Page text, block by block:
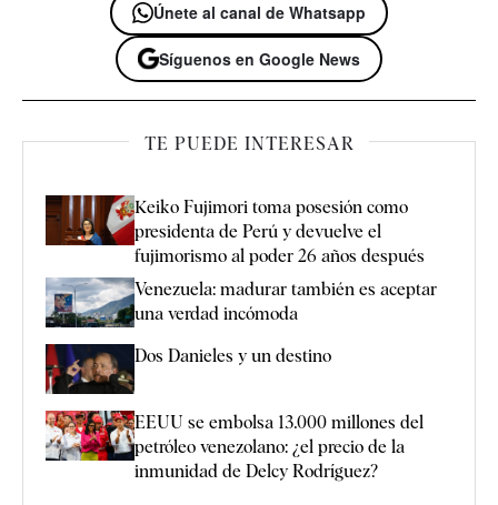
Únete al canal de Whatsapp
Síguenos en Google News
TE PUEDE INTERESAR
Keiko Fujimori toma posesión como
presidenta de Perú y devuelve el
fujimorismo al poder 26 años después
Venezuela: madurar también es aceptar
una verdad incómoda
Dos Danieles y un destino
EEUU se embolsa 13.000 millones del
petróleo venezolano: ¿el precio de la
inmunidad de Delcy Rodríguez?